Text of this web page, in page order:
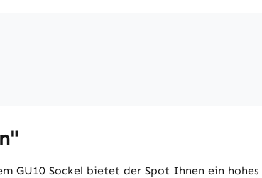
GU10 Sockel bietet der Spot Ihnen ein hohes